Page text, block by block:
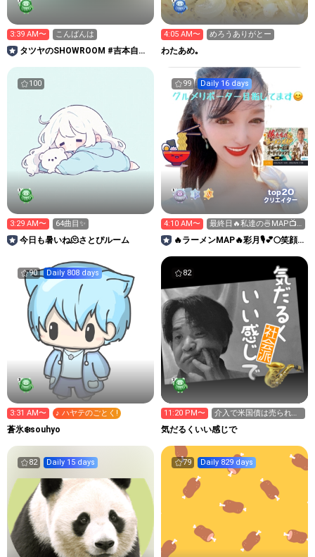
3:39 AM〜 こんばんは
タツヤのSHOWROOM #吉本自宅
4:05 AM〜 めろうありがとー
わたあめ｡
100
3:29 AM〜 64曲目✨
今日も暑いね🫠さとぴルーム
99 Daily 16 days
top20
クリエイター
4:10 AM〜
最終日🔥私達の🍜MAP📺
リポーター🔥
🔥ラーメンMAP🔥彩月🎙️💕🌕笑顔
90 Daily 808 days
3:31 AM〜 ♪ ハヤテのごとく!
蒼氷❄️souhyo
82
11:20 PM〜
介入で米国債は売られて
いなかった。リバースレ
ポ
気だるくいい感じで
82 Daily 15 days 79 Daily 829 days